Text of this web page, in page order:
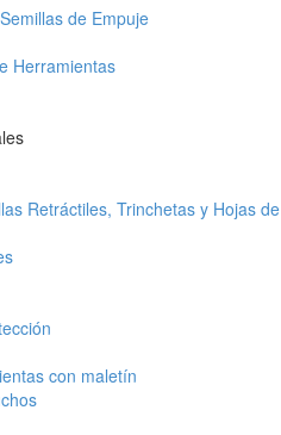
de Empuje
Herramientas
Retráctiles, Trinchetas y Hojas de
con maletín